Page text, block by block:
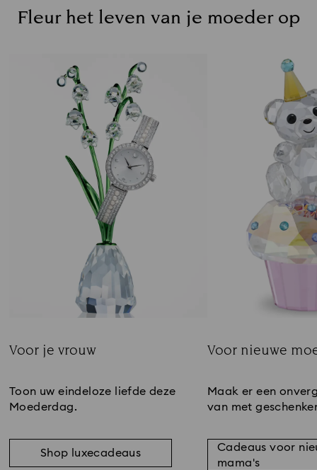
Fleur het leven van je moeder op
Voor je vrouw
Toon uw eindeloze liefde deze
Moederdag.
Shop luxecadeaus
Voor nieuwe
Maak er een
van met
Cadeaus voor
mama's